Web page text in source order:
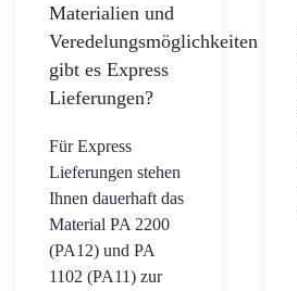
Materialien und
Veredelungsmöglichkeiten
gibt es Express
Lieferungen?
Für Express
Lieferungen stehen
Ihnen dauerhaft das
Material PA 2200
(PA12) und PA
1102 (PA11) zur